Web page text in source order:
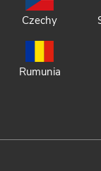
Czechy
Rumunia